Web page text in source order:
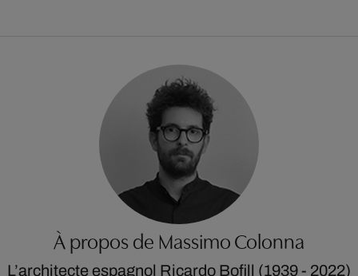
À propos de Massimo Colonna
L’architecte espagnol Ricardo Bofill (1939 - 2022)